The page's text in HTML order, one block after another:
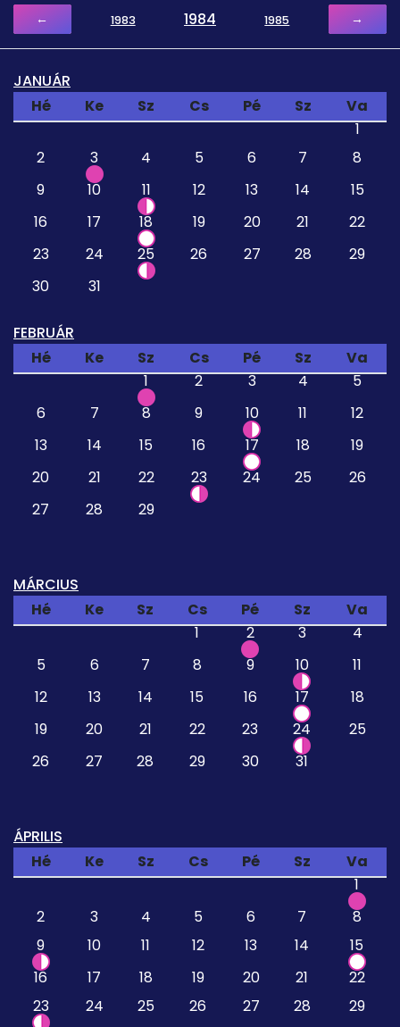
← 1983 1984 1985 →
JANUÁR
Hé
Ke Sz Cs Pé Sz
Va
1
2
3 4 5 6 7
8
9
10 11 12 13 14
15
16
17 18 19 20 21
22
23
24 25 26 27 28
29
30
31
FEBRUÁR
Hé
Ke Sz Cs Pé Sz
Va
1
2 3 4
5
6
7 8 9 10 11
12
13
14 15 16 17 18
19
20
21 22 23 24 25
26
27
28 29
MÁRCIUS
Hé
Ke Sz Cs Pé Sz
Va
1
2 3
4
5
6 7 8 9 10
11
12
13 14 15 16 17
18
19
20 21 22 23 24
25
26
27 28 29 30 31
ÁPRILIS
Hé
Ke Sz Cs Pé Sz
Va
1
2
3 4 5 6 7
8
9
10 11 12 13 14
15
16
17 18 19 20 21
22
23
24 25 26 27 28 29